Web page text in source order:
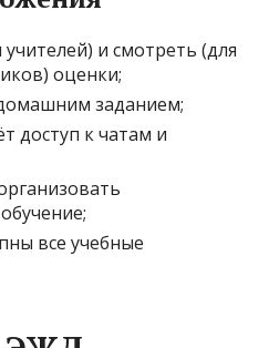
и смотреть (для
оценки;
заданием;
доступ к чатам и
все учебные